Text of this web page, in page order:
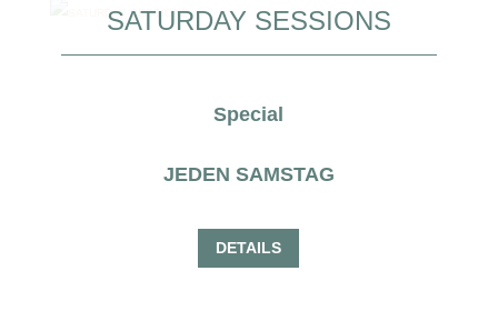
Special
SATURDAY SESSIONS
JEDEN SAMSTAG
DETAILS